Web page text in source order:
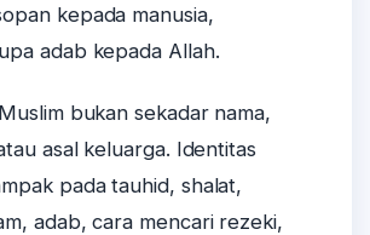
kepada manusia,
adab kepada Allah.
bukan sekadar nama,
asal keluarga. Identitas
pada tauhid, shalat,
adab, cara mencari rezeki,